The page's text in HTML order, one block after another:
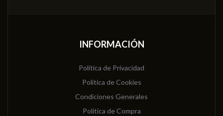
INFORMACIÓN
Política de Privacidad
Política de Cookies
Condiciones Generales
Política de Compra